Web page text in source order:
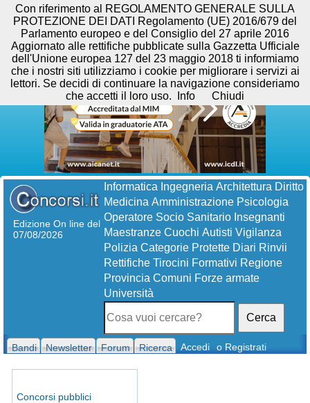
Edizione On line del
07/08/2026
Informatica Ingegneria Architettura Diritto
Medicina Amministrazione Psicologia
Operatore Socio Sanitario Insegnanti
Maestranze Cuochi Autisti Vigilanza
Polizia Categorie Protette Diari Rinvii
Rettifiche Tirocini Formativi Regione
Provincia Comuni Forze armate
Università
Cerca
Bandi Newsletter Forum Ricerca Accedi o Registrati
Concorsi pubblici
Con riferimento al REGOLAMENTO GENERALE SULLA
PROTEZIONE DEI DATI Regolamento (UE) 2016/679 del
Parlamento europeo e del Consiglio del 27 aprile 2016
Aggiornato alle rettifiche pubblicate sulla Gazzetta Ufficiale
dell'Unione europea 127 del 23 maggio 2018 ti informiamo
che i nostri siti utilizziamo i cookie per migliorare i servizi ai
lettori. Se decidi di continuare la navigazione consideriamo
che accetti il loro uso.
Info Chiudi